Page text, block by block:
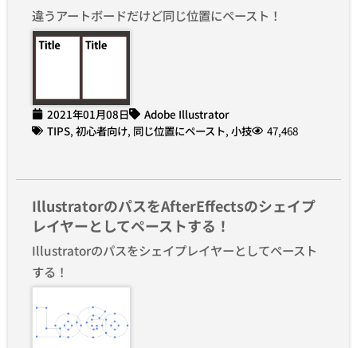
違うアートボードだけど同じ位置にペースト！
2021年01月08日
Adobe Illustrator
TIPS, 初心者向け, 同じ位置にペースト, 小技 47,468
IllustratorのパスをAfterEffectsのシェイプ
レイヤーとしてペーストする！
Illustratorのパスをシェイプレイヤーとしてペースト
する！